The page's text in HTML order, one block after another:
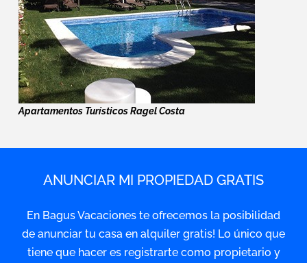
Apartamentos Turísticos Ragel Costa
ANUNCIAR MI PROPIEDAD GRATIS
En Bagus Vacaciones te ofrecemos la posibilidad
de anunciar tu casa en alquiler gratis! Lo único que
tiene que hacer es registrarte como propietario y